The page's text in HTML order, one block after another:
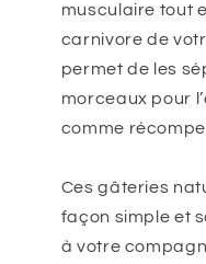
musculaire tout
carnivore de
permet de les
morceaux pour
comme
Ces gâteries
façon simple et
à votre